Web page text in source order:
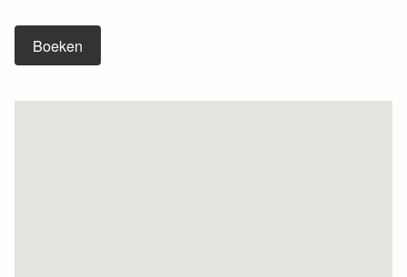
Boeken